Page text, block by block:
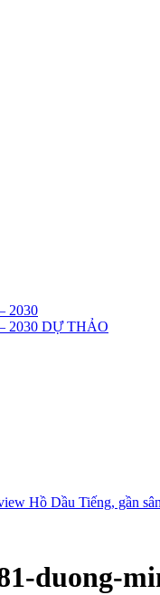
2030
2030 DỰ THẢO
Hồ Dầu Tiếng, gần
duong-